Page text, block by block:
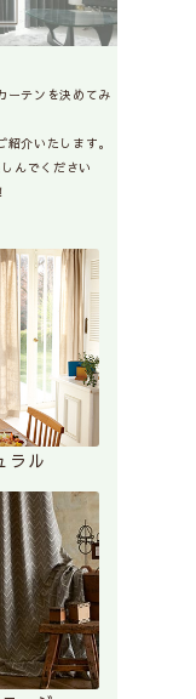
ーテンを決めてみ
介いたします。
んでください
ラル